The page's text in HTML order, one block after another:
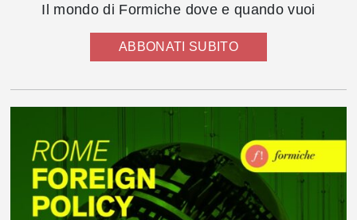
Il mondo di Formiche dove e quando vuoi
ABBONATI SUBITO